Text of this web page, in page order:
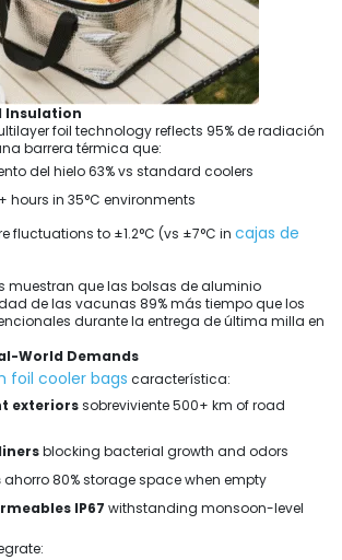
Insulation
foil technology reflects 95% de radiación
barrera térmica que:
del hielo 63%vs standard coolers
hours in 35°C environments
fluctuations to ±1.2°C (vs ±7°C in cajas de
muestran que las bolsas de aluminio
de las vacunas 89% más tiempo que los
durante la entrega de última milla en
World Demands
foil cooler bags característica:
exteriorssobreviviente 500+ km of road
blocking bacterial growth and odors
ahorro 80%storage space when empty
IP67 withstanding monsoon-level
: